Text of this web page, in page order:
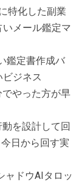
特化した副業
メール鑑定マ
鑑定書作成バ
ジネス
やった方が早
を設計して回
日から回す実
ャドウAIタロッ